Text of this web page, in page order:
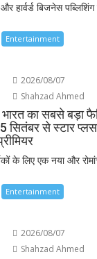
हार्वर्ड बिजनेस
Entertainment
2026/08/07
Shahzad Ahmed
का सबसे बड़ा
5 सितंबर से स्टार
के लिए एक नया और
Entertainment
2026/08/07
Shahzad Ahmed